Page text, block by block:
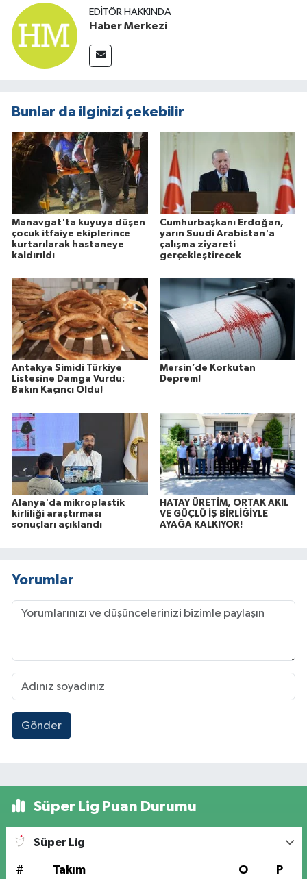
EDITÖR HAKKINDA
Haber Merkezi
Bunlar da ilginizi çekebilir
Manavgat'ta kuyuya düşen
çocuk itfaiye ekiplerince
kurtarılarak hastaneye
kaldırıldı
Cumhurbaşkanı Erdoğan,
yarın Suudi Arabistan'a
çalışma ziyareti
gerçekleştirecek
Antakya Simidi Türkiye
Listesine Damga Vurdu:
Bakın Kaçıncı Oldu!
Mersin’de Korkutan
Deprem!
Alanya'da mikroplastik
kirliliği araştırması
sonuçları açıklandı
HATAY ÜRETİM, ORTAK AKIL
VE GÜÇLÜ İŞ BİRLİĞİYLE
AYAĞA KALKIYOR!
Yorumlar
Gönder
Süper Lig Puan Durumu
Süper Lig
# Takım O P